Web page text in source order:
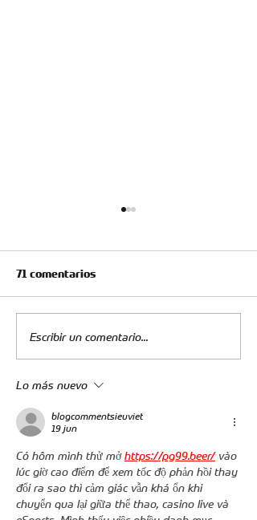
Reporte Médico - Fabián
Sambueza y Jefferson
Mena
71 comentarios
Escribir un comentario...
Lo más nuevo
blogcommentsieuviet
19 jun
Có hôm mình thử mở https://pg99.beer/ vào
lúc giờ cao điểm để xem tốc độ phản hồi thay
đổi ra sao thì cảm giác vẫn khá ổn khi
chuyển qua lại giữa thể thao, casino live và